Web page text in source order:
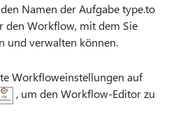
Namen der Aufgabe type.to
den Workflow, mit dem Sie
und verwalten können.
Workfloweinstellungen auf
, um den Workflow-Editor zu